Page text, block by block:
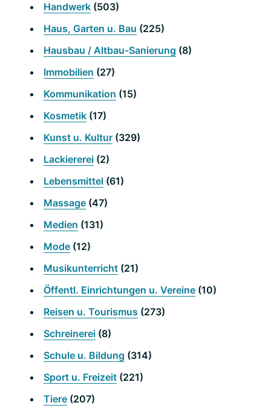
Handwerk (503)
Haus, Garten u. Bau (225)
Hausbau / Altbau-Sanierung (8)
Immobilien (27)
Kommunikation (15)
Kosmetik (17)
Kunst u. Kultur (329)
Lackiererei (2)
Lebensmittel (61)
Massage (47)
Medien (131)
Mode (12)
Musikunterricht (21)
Öffentl. Einrichtungen u. Vereine (10)
Reisen u. Tourismus (273)
Schreinerei (8)
Schule u. Bildung (314)
Sport u. Freizeit (221)
Tiere (207)